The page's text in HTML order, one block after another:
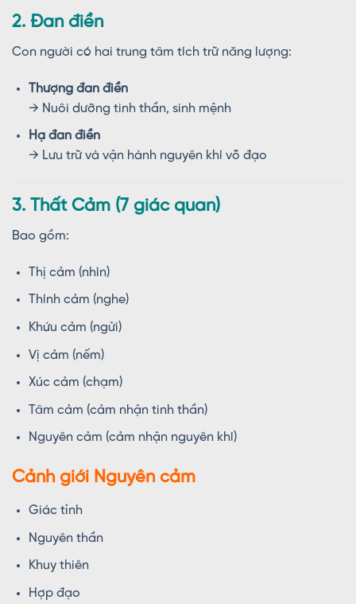
2. Đan điền
Con người có hai trung tâm tích trữ năng lượng:
Thượng đan điền
→ Nuôi dưỡng tinh thần, sinh mệnh
Hạ đan điền
→ Lưu trữ và vận hành nguyên khí võ đạo
3. Thất Cảm (7 giác quan)
Bao gồm:
Thị cảm (nhìn)
Thính cảm (nghe)
Khứu cảm (ngửi)
Vị cảm (nếm)
Xúc cảm (chạm)
Tâm cảm (cảm nhận tinh thần)
Nguyên cảm (cảm nhận nguyên khí)
Cảnh giới Nguyên cảm
Giác tỉnh
Nguyên thần
Khuy thiên
Hợp đạo